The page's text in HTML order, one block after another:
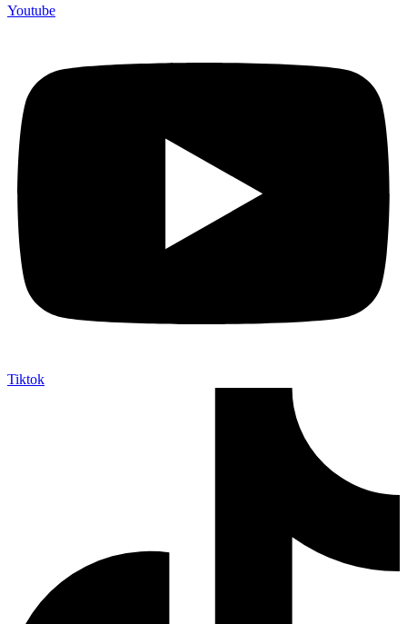
Youtube
Tiktok